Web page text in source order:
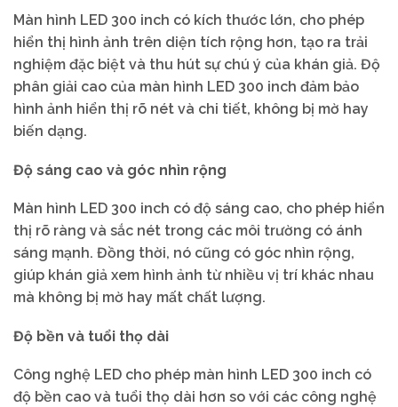
Màn hình LED 300 inch có kích thước lớn, cho phép
hiển thị hình ảnh trên diện tích rộng hơn, tạo ra trải
nghiệm đặc biệt và thu hút sự chú ý của khán giả. Độ
phân giải cao của màn hình LED 300 inch đảm bảo
hình ảnh hiển thị rõ nét và chi tiết, không bị mờ hay
biến dạng.
Độ sáng cao và góc nhìn rộng
Màn hình LED 300 inch có độ sáng cao, cho phép hiển
thị rõ ràng và sắc nét trong các môi trường có ánh
sáng mạnh. Đồng thời, nó cũng có góc nhìn rộng,
giúp khán giả xem hình ảnh từ nhiều vị trí khác nhau
mà không bị mờ hay mất chất lượng.
Độ bền và tuổi thọ dài
Công nghệ LED cho phép màn hình LED 300 inch có
độ bền cao và tuổi thọ dài hơn so với các công nghệ